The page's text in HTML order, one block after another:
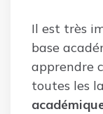
Il est très
base
apprendre
toutes les